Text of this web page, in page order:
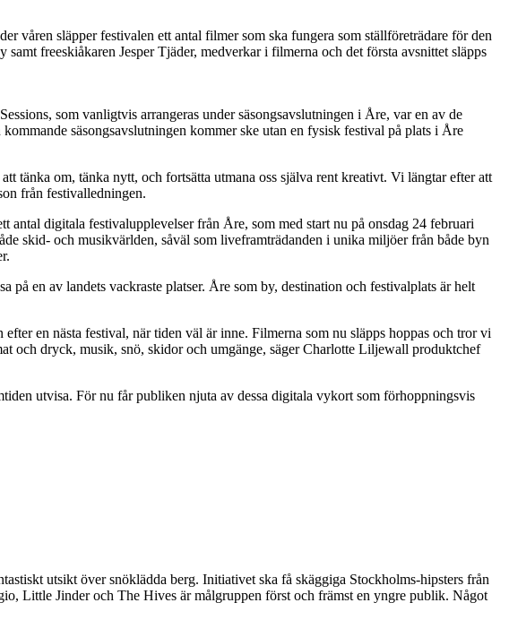
våren släpper festivalen ett antal filmer som ska fungera som ställföreträdare för den
freeskiåkaren Jesper Tjäder, medverkar i filmerna och det första avsnittet släpps
som vanligtvis arrangeras under säsongsavslutningen i Åre, var en av de
säsongsavslutningen kommer ske utan en fysisk festival på plats i Åre
tänka om, tänka nytt, och fortsätta utmana oss själva rent kreativt. Vi längtar efter att
från festivalledningen.
antal digitala festivalupplevelser från Åre, som med start nu på onsdag 24 februari
skid- och musikvärlden, såväl som liveframträdanden i unika miljöer från både byn
en av landets vackraste platser. Åre som by, destination och festivalplats är helt
en nästa festival, när tiden väl är inne. Filmerna som nu släpps hoppas och tror vi
och dryck, musik, snö, skidor och umgänge, säger Charlotte Liljewall produktchef
utvisa. För nu får publiken njuta av dessa digitala vykort som förhoppningsvis
utsikt över snöklädda berg. Initiativet ska få skäggiga Stockholms-hipsters från
Little Jinder och The Hives är målgruppen först och främst en yngre publik. Något